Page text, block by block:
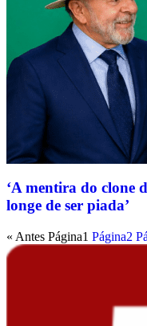
‘A mentira do clone
longe de ser piada’
« Antes Página1 Página2